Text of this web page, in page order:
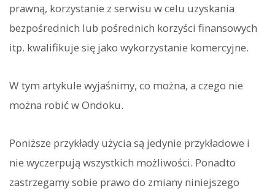
prawną, korzystanie z serwisu w celu uzyskania
bezpośrednich lub pośrednich korzyści finansowych
itp. kwalifikuje się jako wykorzystanie komercyjne.
W tym artykule wyjaśnimy, co można, a czego nie
można robić w Ondoku.
Poniższe przykłady użycia są jedynie przykładowe i
nie wyczerpują wszystkich możliwości. Ponadto
zastrzegamy sobie prawo do zmiany niniejszego